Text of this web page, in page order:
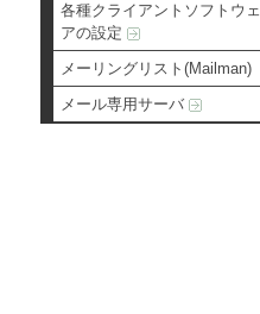
各種クライアントソフトウェ
アの設定
メーリングリスト(Mailman)
メール専用サーバ